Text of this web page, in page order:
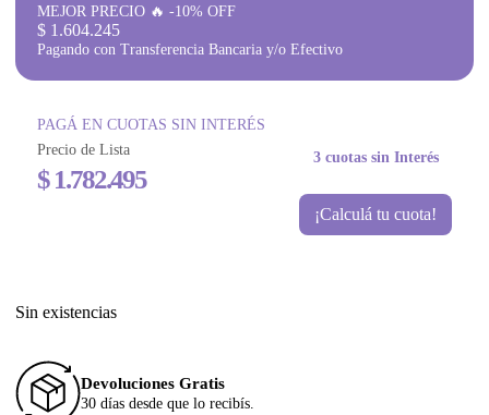
MEJOR PRECIO 🔥 -10% OFF
$ 1.604.245
Pagando con Transferencia Bancaria y/o Efectivo
PAGÁ EN CUOTAS SIN INTERÉS
Precio de Lista
$1.782.495
3 cuotas sin Interés
¡Calculá tu cuota!
Sin existencias
Devoluciones Gratis
30 días desde que lo recibís.